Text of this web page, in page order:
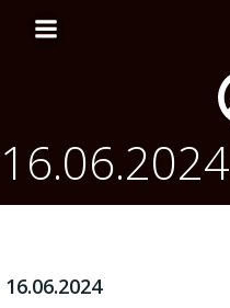
16.06.2024
16.06.2024